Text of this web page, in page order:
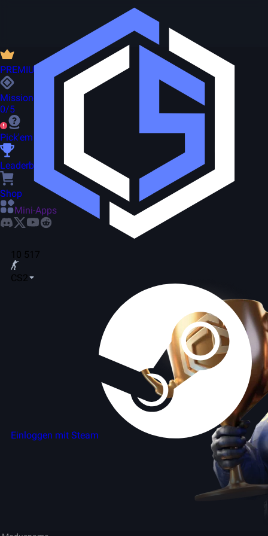
10 517
CS2
Einloggen mit Steam
PREMIUM
Missionen
0/5
Pick'em
Leaderboard
Shop
Mini-Apps